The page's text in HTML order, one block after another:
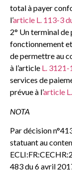
total à payer
l’article L. 113-3
2° Un terminal
fonctionnement
de permettre au
à l’article L. 3121-
services de
prévue à l’article
NOTA
Par décision
statuant au
483 du 6 avril